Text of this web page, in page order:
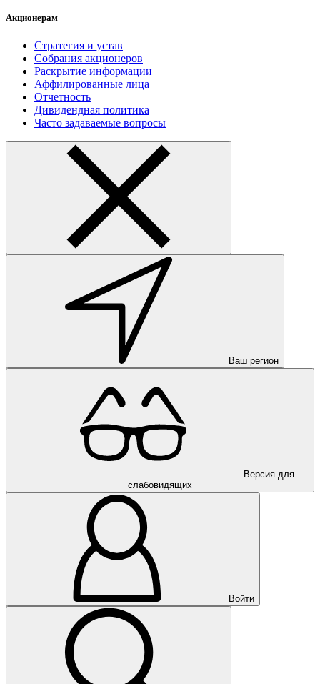
Акционерам
Стратегия и устав
Собрания акционеров
Раскрытие информации
Аффилированные лица
Отчетность
Дивидендная политика
Часто задаваемые вопросы
Ваш регион
Версия для
слабовидящих
Войти